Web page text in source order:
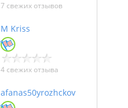
7 свежих отзывов
M Kriss
4 свежих отзыва
afanas50yrozhckov